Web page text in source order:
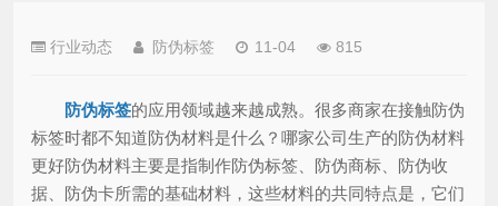
行业动态 防伪标签 11-04 815
防伪标签的应用领域越来越成熟。很多商家在接触防伪
标签时都不知道防伪材料是什么？哪家公司生产的防伪材料
更好防伪材料主要是指制作防伪标签、防伪商标、防伪收
据、防伪卡所需的基础材料，这些材料的共同特点是，它们